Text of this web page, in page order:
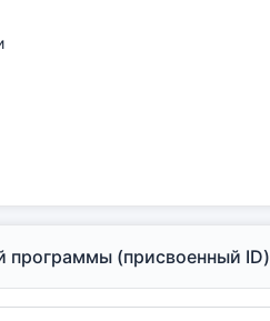
программы (присвоенный ID)